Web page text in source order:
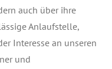
auch über ihre
Anlaufstelle,
Interesse an unseren
und